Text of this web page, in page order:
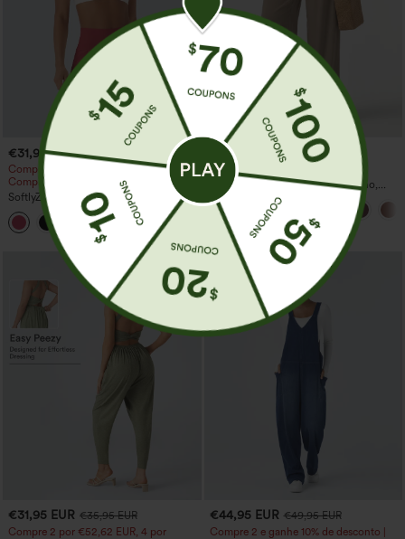
€31,95 EUR
Compre 2 e ganhe 10% de desconto |
Compre 3 e ganhe 20% de desconto
SoftlyZero™ Calções de yoga
InstantCool 2 em 1, arejados, com cós
superalto e bolsos
+25
€31,95 EUR
Compre 2, leve 1 grátis
Calças casuais em mistura de linho,
cintura alta, perna larga, com cordão e
bolsos
€31,95 EUR €35,95 EUR
Compre 2 por €52,62 EUR, 4 por
€44,95 EUR €49,95 EUR
Compre 2 e ganhe 10% de desconto |